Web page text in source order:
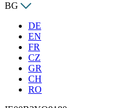
BG
DE
EN
FR
CZ
GR
CH
RO